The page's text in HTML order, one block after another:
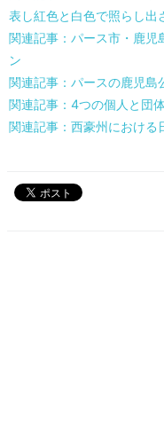
表し紅色と白色で照らし出
関連記事：パース市・鹿児
ン
関連記事：パースの鹿児島
関連記事：4つの個人と団
関連記事：西豪州における